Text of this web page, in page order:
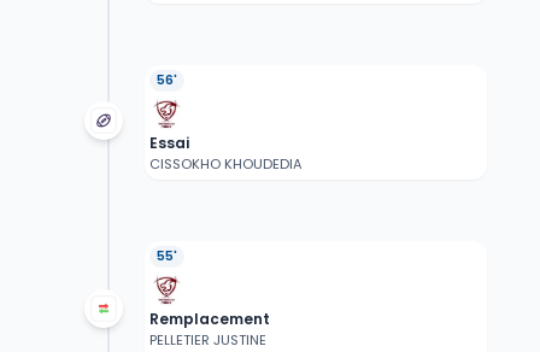
56'
Essai
CISSOKHO KHOUDEDIA
55'
Remplacement
PELLETIER JUSTINE